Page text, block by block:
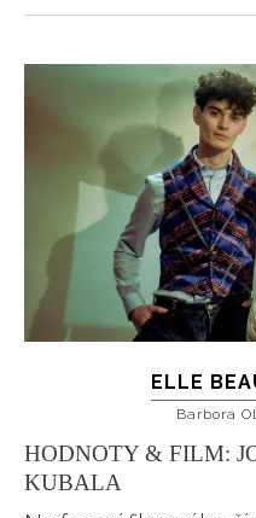
ELLE
Barbora
HODNOTY & FILM:
KUBALA